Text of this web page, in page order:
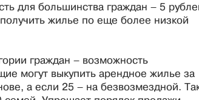
для большинства граждан – 5
жилье по еще более низкой
граждан – возможность
могут выкупить арендное жилье за
а если 25 – на безвозмездной.